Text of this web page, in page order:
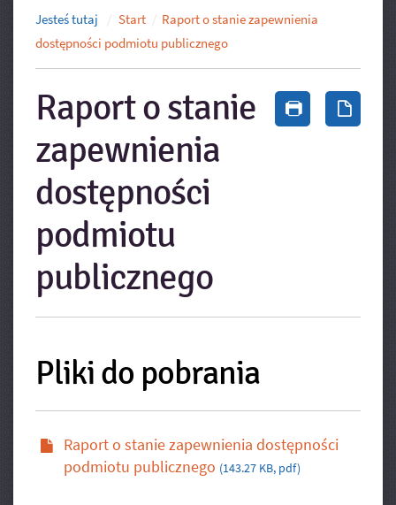
Jesteś tutaj Start
Raport o stanie zapewnienia
dostępności podmiotu publicznego
Raport o stanie
zapewnienia
dostępności
podmiotu
publicznego
Drukuj
Pliki do pobrania
Raport o stanie zapewnienia dostępności
podmiotu publicznego (143.27 KB, pdf)